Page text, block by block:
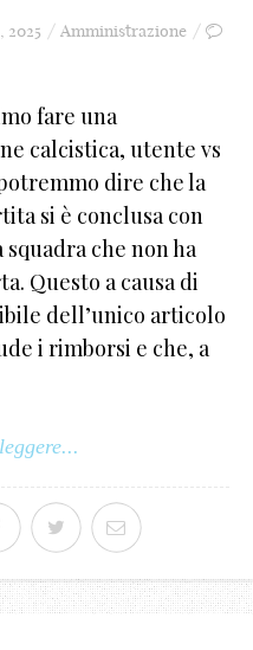
2025
Amministrazione
fare una
calcistica, utente vs
dire che la
si è conclusa con
che non ha
Questo a causa di
dell’unico articolo
i rimborsi e che, a